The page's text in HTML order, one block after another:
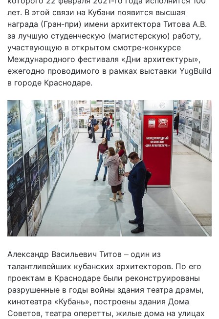
лет. В этой связи на Кубани появится высшая
награда (Гран-при) имени архитектора Титова А.В.
за лучшую студенческую (магистерскую) работу,
участвующую в открытом смотре-конкурсе
Международного фестиваля «Дни архитектуры»,
ежегодно проводимого в рамках выставки YugBuild
в городе Краснодаре.
Александр Васильевич Титов – один из
талантливейших кубанских архитекторов. По его
проектам в Краснодаре были реконструированы
разрушенные в годы войны здания театра драмы,
кинотеатра «Кубань», построены здания Дома
Советов, театра оперетты, жилые дома на улицах